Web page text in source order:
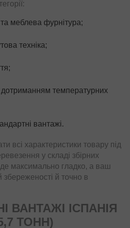
меблева фурнітура;
техніка;
дотриманням температурних
вантажі.
всі характеристики товару під
у складі збірних
максимально гладко, а ваш
збереженості й точно в
ВАНТАЖІ ІСПАНІЯ
ТОНН)